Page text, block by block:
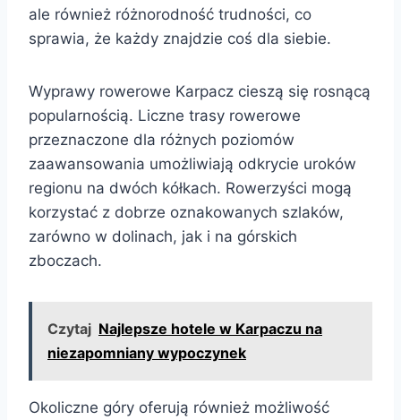
ale również różnorodność trudności, co
sprawia, że każdy znajdzie coś dla siebie.
Wyprawy rowerowe Karpacz cieszą się rosnącą
popularnością. Liczne trasy rowerowe
przeznaczone dla różnych poziomów
zaawansowania umożliwiają odkrycie uroków
regionu na dwóch kółkach. Rowerzyści mogą
korzystać z dobrze oznakowanych szlaków,
zarówno w dolinach, jak i na górskich
zboczach.
Czytaj Najlepsze hotele w Karpaczu na
niezapomniany wypoczynek
Okoliczne góry oferują również możliwość